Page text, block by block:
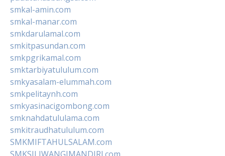
smkal-amin.com
smkal-manar.com
smkdarulamal.com
smkitpasundan.com
smkpgrikamal.com
smktarbiyatululum.com
smkyasalam-elummah.com
smkpelitaynh.com
smkyasinacigombong.com
smknahdatululama.com
smkitraudhatululum.com
SMKMIFTAHULSALAM.com
SMKSILIWANGIMANDIRI.com